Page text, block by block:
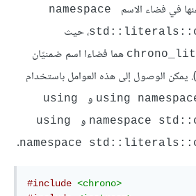
namespace
، حيث
هما فضاءا اسم ضمنيّان
using و
using
namespace و
using
namespace
.
#include <chrono>